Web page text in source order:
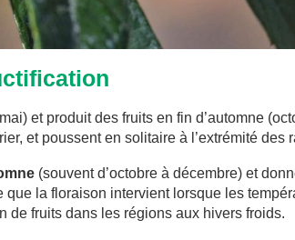
et produit des fruits en fin d’automne
et poussent en solitaire à l’extrémité des
(souvent d’octobre à décembre) et
la floraison intervient lorsque les
de fruits dans les régions aux hivers froids.